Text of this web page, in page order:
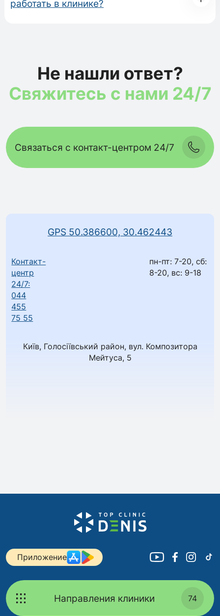
работать в клинике?
Не нашли ответ?
Свяжитесь с нами 24/7
Связаться с контакт-центром 24/7
GPS 50.386600, 30.462443
Київ, Голосіївський район, вул. Композитора
Мейтуса, 5
пн-пт: 7-20, сб:
8-20, вс: 9-18
Контакт-
центр
24/7:
044
455
75 55
Приложение
Направления клиники 74